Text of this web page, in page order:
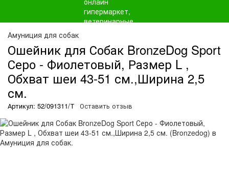
Амуниция для собак
Ошейник для Собак BronzeDog Sport
Серо - Фиолетовый, Размер L ,
Обхват шеи 43-51 см.,Ширина 2,5
см.
Артикул: 52/091311/Т Оставить отзыв